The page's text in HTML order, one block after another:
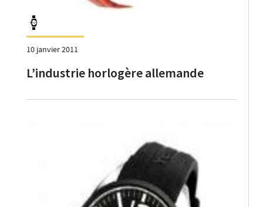
10 janvier 2011
L’industrie horlogère allemande